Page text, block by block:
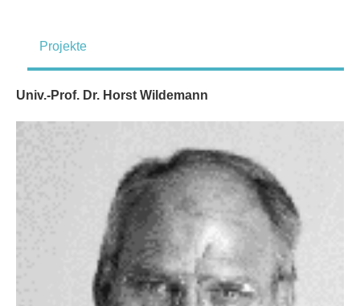
Projekte
Univ.-Prof. Dr. Horst Wildemann